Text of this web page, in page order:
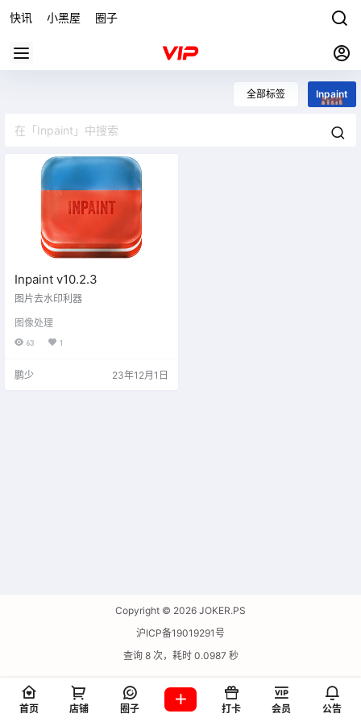
快讯 小黑屋 圈子
全部标签 Inpaint
Inpaint v10.2.3
图片去水印利器
图像处理
63 1
鹏少 23年12月1日
Copyright © 2026 JOKER.PS
沪ICP备19019291号
查询 8 次，耗时 0.0987 秒
首页 店铺 圈子 打卡 会员 公告